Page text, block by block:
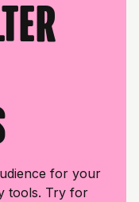
for your
tools. Try for